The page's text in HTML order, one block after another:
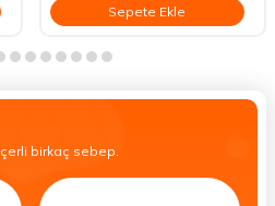
Sepete Ekle
birkaç sebep.